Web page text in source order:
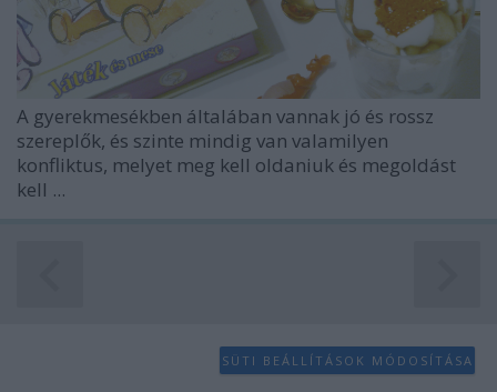
A gyerekmesékben általában vannak jó és rossz
szereplők, és szinte mindig van valamilyen
konfliktus, melyet meg kell oldaniuk és megoldást
kell ...
SÜTI BEÁLLÍTÁSOK MÓDOSÍTÁSA